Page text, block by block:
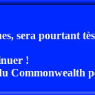
sera pourtant
!
Commonwealth